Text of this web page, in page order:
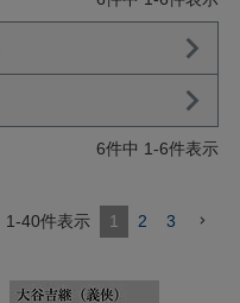
6件中 1-6件表示
1-40件表示 1 2 3